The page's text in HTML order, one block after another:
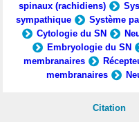
spinaux (rachidiens)
sympathique
Système
Cytologie du SN
Embryologie du SN
membranaires
membranaires
Citation